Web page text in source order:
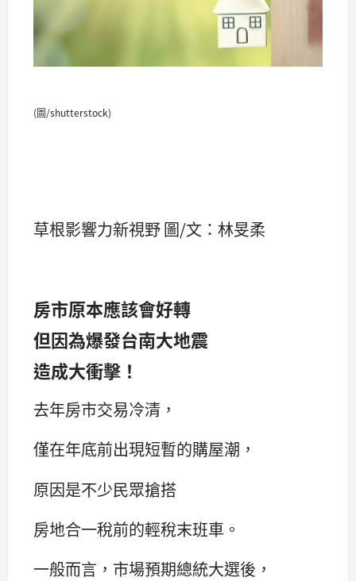
(圖/shutterstock)
草根影響力新視野 圖/文：林旻柔
房市原本應該會好轉
但因為爆發台南大地震
造成大衝擊！
去年房市交易冷清，
僅在年底前出現短暫的購屋潮，
原因是不少民眾搶搭
房地合一稅前的輕稅末班車。
一般而言，市場預期總統大選後，